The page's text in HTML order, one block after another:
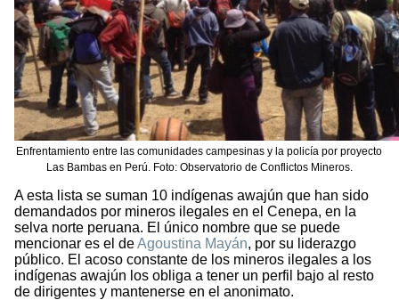
Enfrentamiento entre las comunidades campesinas y la policía por proyecto
Las Bambas en Perú. Foto: Observatorio de Conflictos Mineros.
A esta lista se suman 10 indígenas awajún que han sido
demandados por mineros ilegales en el Cenepa, en la
selva norte peruana. El único nombre que se puede
mencionar es el deAgoustina Mayán, por su liderazgo
público. El acoso constante de los mineros ilegales a los
indígenas awajún los obliga a tener un perfil bajo al resto
de dirigentes y mantenerse en el anonimato.